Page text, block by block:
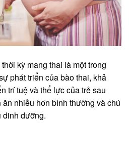
kỳ mang thai là một trong
phát triển của bào thai, khả
trí tuệ và thể lực của trẻ sau
nhiều hơn bình thường và chú
dinh dưỡng.